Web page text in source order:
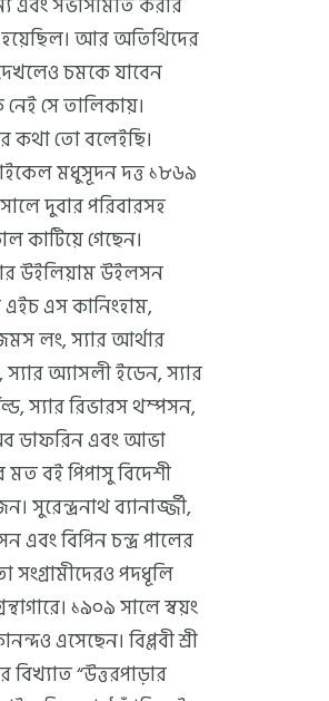
হয়েছিল। আর অতিথিদের
চমকে যাবেন
সে তালিকায়।
কথা তো বলেইছি।
মধুসূদন দত্ত ১৮৬৯
দুবার পরিবারসহ
কাটিয়ে গেছেন।
উইলিয়াম উইলসন
এইচ এস কানিংহাম,
লং, স্যার আর্থার
অ্যাসলী ইডেন, স্যার
স্যার রিভারস থম্পসন,
ডাফরিন এবং আভা
বই পিপাসু বিদেশী
সুরেন্দ্রনাথ ব্যানার্জ্জী,
এবং বিপিন চন্দ্র পালের
সংগ্রামীদেরও পদধূলি
১৯০৯ সালে স্বয়ং
এসেছেন। বিপ্লবী শ্রী
বিখ্যাত “উত্তরপাড়ার